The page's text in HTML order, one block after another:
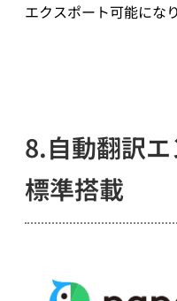
エクスポート可能になり
8.自動翻訳
標準搭載